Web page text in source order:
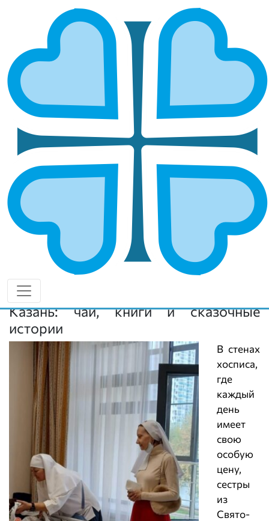
ТЕПЛОТА И СЛУЖЕНИЕ: КАК
СЕСТРИЧЕСТВА МИЛОСЕРДИЯ
ТАТАРСТАНА ДАРЯТ НАДЕЖДУ
НОВОСТИ
ТЕПЛОТА И СЛУЖЕНИЕ: КАК СЕСТРИЧЕСТВА МИЛОСЕРДИЯ
ТАТАРСТАНА ДАРЯТ НАДЕЖДУ
Сестры милосердия — это не просто группы людей,
это живое воплощение служения, которое
ежедневно несет заботу и поддержку тем, кто в
этом больше всего нуждается. Их деятельность
наполнена искренней любовью и готовностью
помочь, причем делают они это с душой и без
лишнего официоза.
Казань: чай, книги и сказочные
истории
В стенах
хосписа,
где
каждый
день
имеет
свою
особую
цену,
сестры
из
Свято-